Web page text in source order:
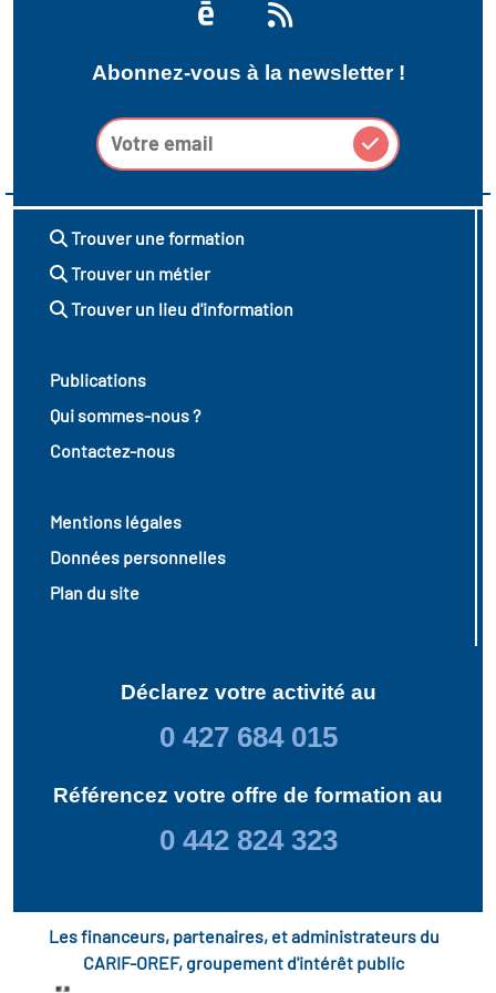
des secteurs(en
construction)
Abonnez-vous à la newsletter !
Trouver une formation
Trouver un métier
Trouver un lieu d'information
Publications
Qui sommes-nous ?
Contactez-nous
Mentions légales
Données personnelles
Plan du site
Déclarez votre activité au
0 427 684 015
Référencez votre offre de formation au
0 442 824 323
Les financeurs, partenaires, et administrateurs du
CARIF-OREF, groupement d'intérêt public